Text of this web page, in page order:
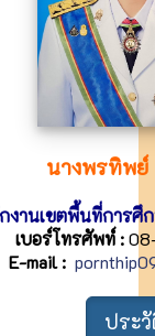
นางพรทิพย์
งานเขตพื้นที่การ
เบอร์โทรศัพท์ :
E-mail :
ประ